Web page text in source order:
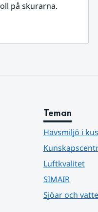
på skurarna.
Teman
Havsmiljö i
Luftkvalitet
SIMAIR
Sjöar och